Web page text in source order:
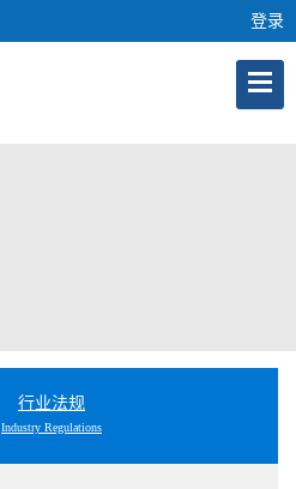
登录
行业法规
Industry Regulations